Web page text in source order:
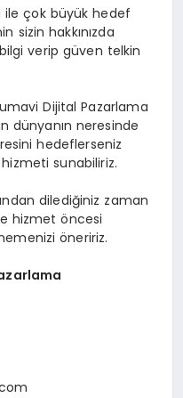
ile çok büyük hedef
sizin hakkınızda
verip güven telkin
Dijital Pazarlama
dünyanın neresinde
hedeflerseniz
sunabiliriz.
dilediğiniz zaman
hizmet öncesi
öneririz.